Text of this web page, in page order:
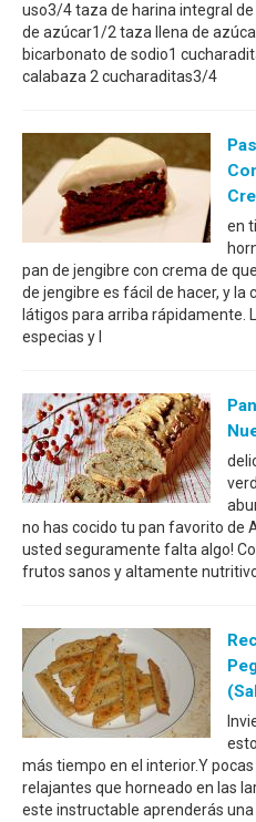
uso3/4 taza de harina integral
de azúcar1/2 taza llena de
bicarbonato de sodio1
calabaza 2 cucharaditas3/4
en
pan de jengibre con crema de
de jengibre es fácil de hacer, y la
látigos para arriba rápidamente.
especias y l
no has cocido tu pan favorito de
usted seguramente falta algo!
frutos sanos y altamente
más tiempo en el interior.Y
relajantes que horneado en las
este instructable aprenderás